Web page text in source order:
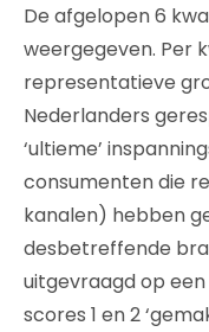
De afgelopen 6
weergegeven. Per
representatieve
Nederlanders
‘ultieme’
consumenten die
kanalen) hebben
desbetreffende
uitgevraagd op
scores 1 en 2